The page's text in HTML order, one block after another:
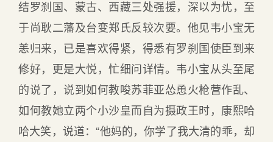
结罗刹国、蒙古、西藏三处强援，深以为忧，至
于尚耿二藩及台变郑氏反较次要。他见韦小宝无
恙归来，已是喜欢得紧，得悉有罗刹国使臣到来
修好，更是大悦，忙细问详情。韦小宝从头至尾
的说了，说到如何教唆苏菲亚怂恿火枪营作乱、
如何教她立两个小沙皇而自为摄政王时，康熙哈
哈大笑，说道：“他妈的，你学了我大清的乖，却